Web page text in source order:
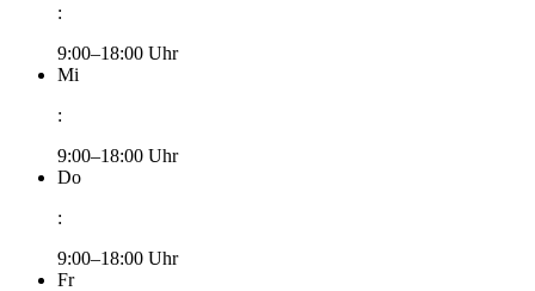
:
9:00–18:00 Uhr
Mi
:
9:00–18:00 Uhr
Do
:
9:00–18:00 Uhr
Fr